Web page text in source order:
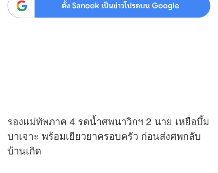
ตั้ง Sanook เป็นข่าวโปรดบน Google
รองแม่ทัพภาค 4 รดน้ำศพนาวิกฯ 2 นาย เหยื่อบึ้ม
บาเจาะ พร้อมเยียวยาครอบครัว ก่อนส่งศพกลับ
บ้านเกิด